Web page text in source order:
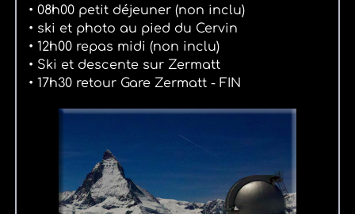
• 08h00 petit déjeuner (non inclu)
• ski et photo au pied du Cervin
• 12h00 repas midi (non inclu)
• Ski et descente sur Zermatt
• 17h30 retour Gare Zermatt - FIN